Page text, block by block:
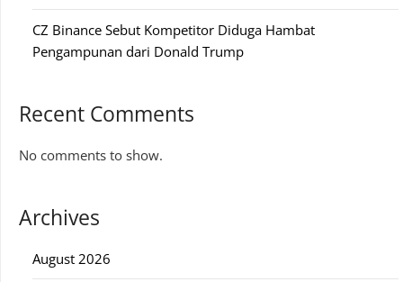
CZ Binance Sebut Kompetitor Diduga Hambat
Pengampunan dari Donald Trump
Recent Comments
No comments to show.
Archives
August 2026